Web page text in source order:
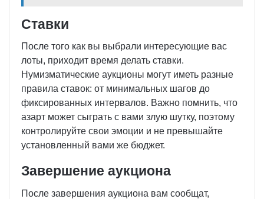
Ставки
После того как вы выбрали интересующие вас
лоты, приходит время делать ставки.
Нумизматические аукционы могут иметь разные
правила ставок: от минимальных шагов до
фиксированных интервалов. Важно помнить, что
азарт может сыграть с вами злую шутку, поэтому
контролируйте свои эмоции и не превышайте
установленный вами же бюджет.
Завершение аукциона
После завершения аукциона вам сообщат,